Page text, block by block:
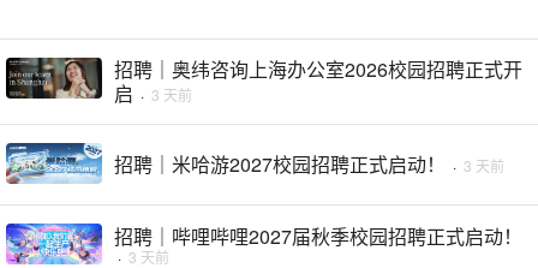
招聘｜奥纬咨询上海办公室2026校园招聘正式开
启 · 3 天前
招聘｜米哈游2027校园招聘正式启动！ · 3 天前
招聘｜哔哩哔哩2027届秋季校园招聘正式启动！
· 3 天前